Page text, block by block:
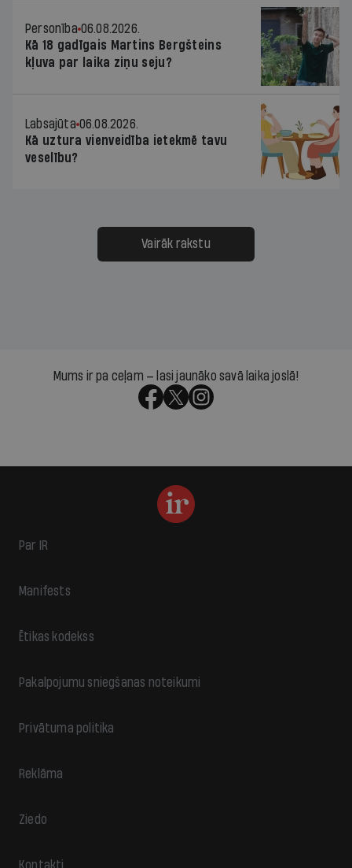
Personība 06.08.2026.
Kā 18 gadīgais Martins Bergšteins
kļuva par laika ziņu seju?
Labsajūta 06.08.2026.
Kā uztura vienveidība ietekmē tavu
veselību?
Vairāk rakstu
Mums ir pa ceļam — lasi jaunāko savā laika joslā!
Par IR
Manifests
Ētikas kodekss
Pakalpojumu sniegšanas noteikumi
Privātuma politika
Reklāma
Ziedo
Kontakti